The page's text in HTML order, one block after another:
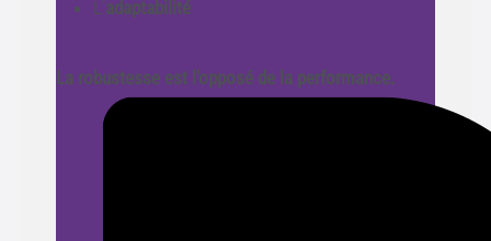
L'adaptabilité
La robustesse est l'opposé de la performance.